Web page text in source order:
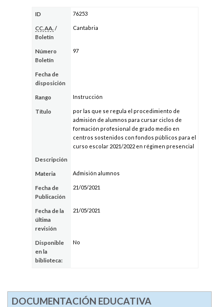
ID 76253
CC.AA. /
Boletín
Cantabria
Número
Boletín
97
Fecha de
disposición
Rango Instrucción
Título
por las que se regula el procedimiento de
admisión de alumnos para cursar ciclos de
formación profesional de grado medio en
centros sostenidos con fondos públicos para el
curso escolar 2021/2022 en régimen presencial
Descripción
Materia Admisión alumnos
Fecha de
Publicación
21/05/2021
Fecha de la
última
revisión
21/05/2021
Disponible
en la
biblioteca:
No
DOCUMENTACIÓN EDUCATIVA